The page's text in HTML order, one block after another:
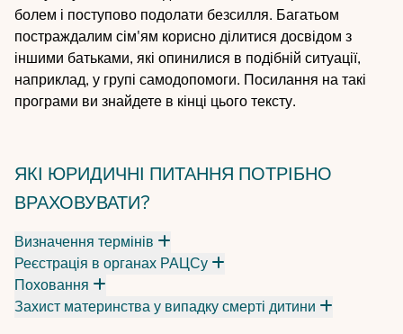
болем і поступово подолати безсилля. Багатьом
постраждалим сім'ям корисно ділитися досвідом з
іншими батьками, які опинилися в подібній ситуації,
наприклад, у групі самодопомоги. Посилання на такі
програми ви знайдете в кінці цього тексту.
ЯКІ ЮРИДИЧНІ ПИТАННЯ ПОТРІБНО
ВРАХОВУВАТИ?
Визначення термінів
Реєстрація в органах РАЦСу
Поховання
Захист материнства у випадку смерті дитини